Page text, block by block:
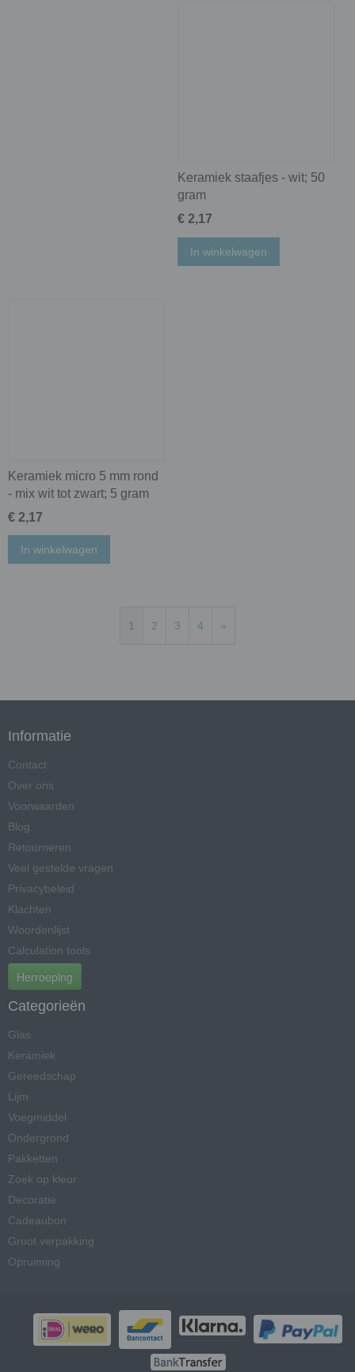
Keramiek staafjes - wit; 50
gram
€ 2,17
In winkelwagen
Keramiek micro 5 mm rond
- mix wit tot zwart; 5 gram
€ 2,17
In winkelwagen
1 2 3 4 »
Informatie
Contact
Over ons
Voorwaarden
Blog
Retourneren
Veel gestelde vragen
Privacybeleid
Klachten
Woordenlijst
Calculation tools
Herroeping
Categorieën
Glas
Keramiek
Gereedschap
Lijm
Voegmiddel
Ondergrond
Pakketten
Zoek op kleur
Decoratie
Cadeaubon
Groot verpakking
Opruiming